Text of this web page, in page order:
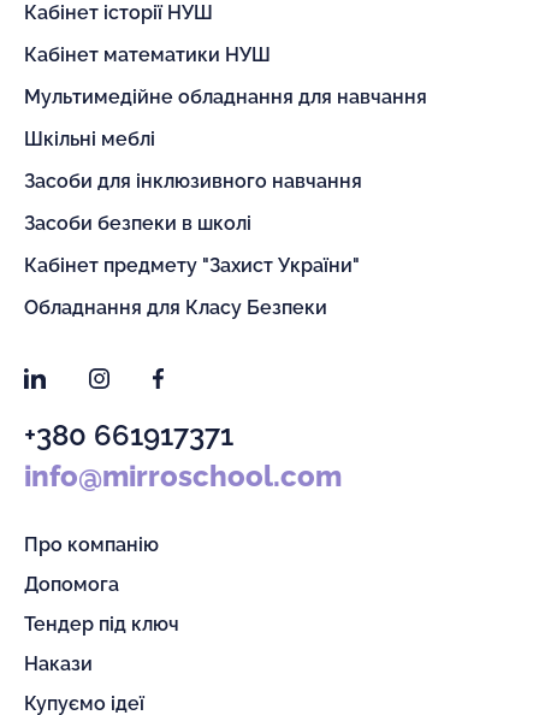
Кабінет історії НУШ
Кабінет математики НУШ
Мультимедійне обладнання для навчання
Шкільні меблі
Засоби для інклюзивного навчання
Засоби безпеки в школі
Кабінет предмету "Захист України"
Обладнання для Класу Безпеки
LinkedInInstagramFacebook
+380 661917371
info@mirroschool.com
Про компанію
Допомога
Тендер під ключ
Накази
Купуємо ідеї